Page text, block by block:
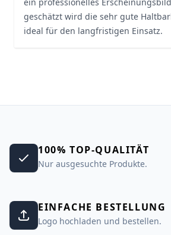
geschätzt wird die sehr gute
ideal für den langfristigen Einsatz.
100% TOP-QUALITÄT
Nur ausgesuchte Produkte.
EINFACHE BESTELLUNG
Logo hochladen und bestellen.